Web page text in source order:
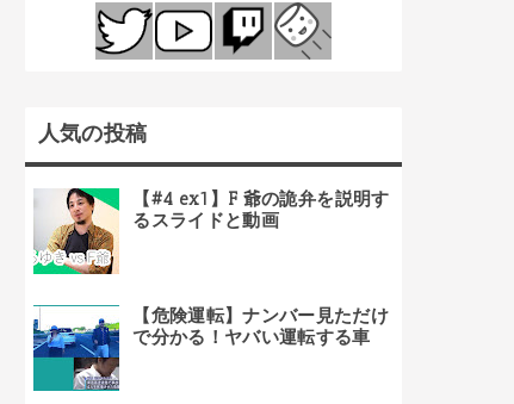
人気の投稿
【#4 ex1】F 爺の詭弁を説明す
るスライドと動画
【危険運転】ナンバー見ただけ
で分かる！ヤバい運転する車